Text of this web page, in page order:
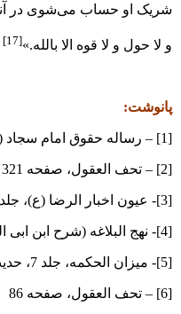
شریک او حساب می‌شوی در
و لا حول و لا قوه الا بالله.»[17]
پانوشت:
[1] – رساله حقوق امام سجاد (ع)
[2] – تحف العقول‏، صفحه 321
[3]- عیون اخبار الرضا (ع)، جلد ‏2، صفحه 101، حدیث 1
[4]- نهج البلاغه (شرح ابن ابی الحدید)، جلد 1، صفحه 151، حدیث 3
[5]- میزان الحکمه، جلد 7، حدیث 10634
[6] – تحف العقول‏، صفحه 86